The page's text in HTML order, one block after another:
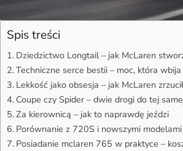
Spis treści
Dziedzictwo Longtail – jak McLaren
Techniczne serce bestii – moc, która
Lekkość jako obsesja – jak McLaren
Coupe czy Spider – dwie drogi do tej
Za kierownicą – jak to naprawdę jeździ
Porównanie z 720S i nowszymi
Posiadanie mclaren 765 w praktyce –